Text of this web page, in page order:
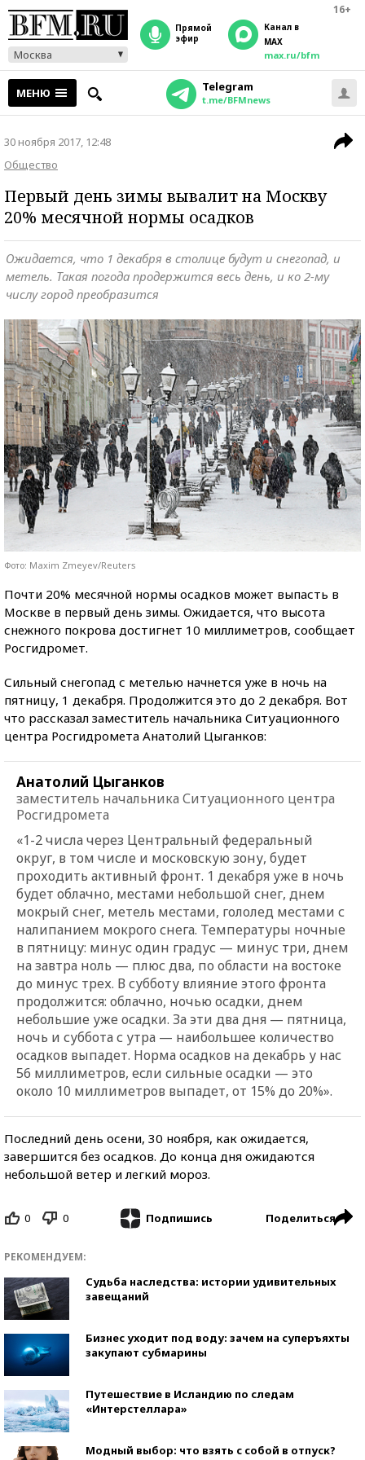
16+
Москва
прямой
эфир
Канал в
MAX
max.ru/bfm
МЕНЮ Telegram
t.me/BFMnews
30 ноября 2017, 12:48
Общество
Первый день зимы вывалит на Москву
20% месячной нормы осадков
Ожидается, что 1 декабря в столице будут и снегопад, и
метель. Такая погода продержится весь день, и ко 2-му
числу город преобразится
Фото: Maxim Zmeyev/Reuters
Почти 20% месячной нормы осадков может выпасть в
Москве в первый день зимы. Ожидается, что высота
снежного покрова достигнет 10 миллиметров, сообщает
Росгидромет.
Сильный снегопад с метелью начнется уже в ночь на
пятницу, 1 декабря. Продолжится это до 2 декабря. Вот
что рассказал заместитель начальника Ситуационного
центра Росгидромета Анатолий Цыганков:
Анатолий Цыганков
заместитель начальника Ситуационного центра
Росгидромета
«1-2 числа через Центральный федеральный
округ, в том числе и московскую зону, будет
проходить активный фронт. 1 декабря уже в ночь
будет облачно, местами небольшой снег, днем
мокрый снег, метель местами, гололед местами с
налипанием мокрого снега. Температуры ночные
в пятницу: минус один градус — минус три, днем
на завтра ноль — плюс два, по области на востоке
до минус трех. В субботу влияние этого фронта
продолжится: облачно, ночью осадки, днем
небольшие уже осадки. За эти два дня — пятница,
ночь и суббота с утра — наибольшее количество
осадков выпадет. Норма осадков на декабрь у нас
56 миллиметров, если сильные осадки — это
около 10 миллиметров выпадет, от 15% до 20%».
Последний день осени, 30 ноября, как ожидается,
завершится без осадков. До конца дня ожидаются
небольшой ветер и легкий мороз.
0 0 Подпишись Поделиться
РЕКОМЕНДУЕМ:
Судьба наследства: истории удивительных
завещаний
Бизнес уходит под воду: зачем на суперъяхты
закупают субмарины
Путешествие в Исландию по следам
«Интерстеллара»
Модный выбор: что взять с собой в отпуск?